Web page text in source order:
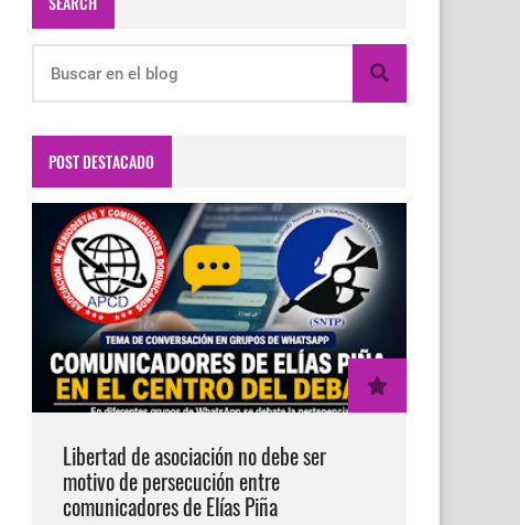
POST DESTACADO
Libertad de asociación no debe ser
motivo de persecución entre
comunicadores de Elías Piña